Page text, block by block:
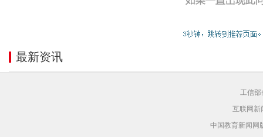
最新资讯
工信部
互联网新
中国教育新闻网